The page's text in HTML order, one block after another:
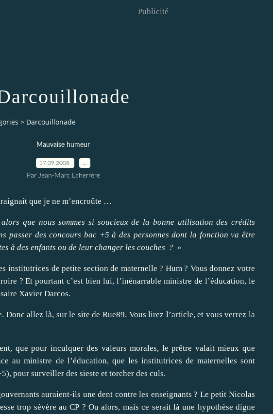
Publicité
> Darcouillonade
Mauvaise humeur
17.09.2008
Par Jean-Marc Laherrère
que je ne m’encroûte …
que nous sommes si soucieux de la bonne utilisation des crédits
passer des concours bac +5 à des personnes dont la fonction va être
à des enfants ou de leur changer les couches ? »
institutrices de petite section de maternelle ? Hum ? Vous donnez votre
? Et pourtant c’est bien lui, l’inénarrable ministre de l’éducation, le
Xavier Darcos.
Donc allez là, sur le site de Rue89. Vous lirez l’article, et vous verrez la
que pour inculquer des valeurs morales, le prêtre valait mieux que
au ministre de l’éducation, que les institutrices de maternelles sont
pour surveiller des sieste et torcher des culs.
auraient-ils une dent contre les enseignants ? Le petit Nicolas
trop sévère au CP ? Ou alors, mais ce serait là une hypothèse digne